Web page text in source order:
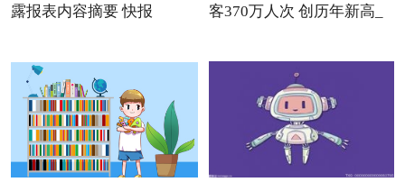
露报表内容摘要 快报
客370万人次 创历年新高_